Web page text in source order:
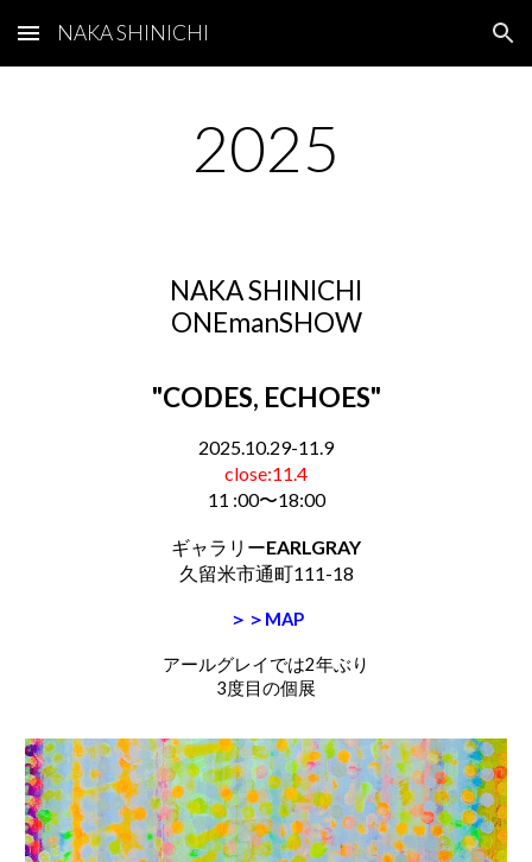
Skip to main content Skip to navigation
NAKA SHINICHI
2025
NAKA SHINICHI
ONEmanSHOW
"CODES, ECHOES"
2025.10.29-11.9
close:11.4
11 :00〜18:00
ギャラリーEARLGRAY
久留米市通町111-18
＞＞MAP
アールグレイでは2年ぶり
3度目の個展